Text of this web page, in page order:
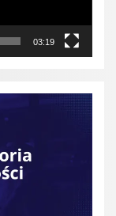
03:19